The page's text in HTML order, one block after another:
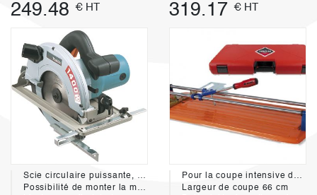
249.48 € HT
Scie circulaire puissante, avec une profondeur de coupe de 66 mm
Possibilité de monter la machine sur un rail de guidage
319.17 € HT
Pour la coupe intensive de carreau de céramique, idéale pour la faïence et grès.
Largeur de coupe 66 cm